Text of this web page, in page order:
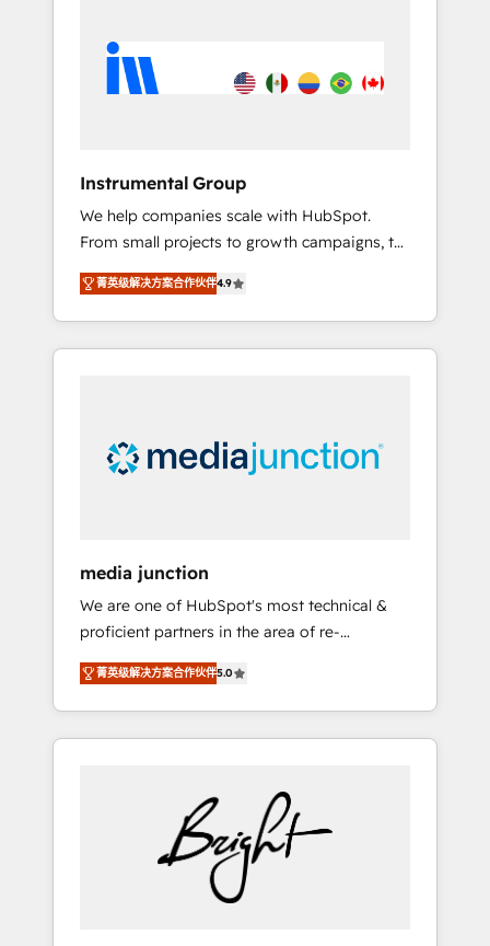
HubSpot experience 🤝HubSpot Premier
Integration partner 🤝Google Premier Partner
Harnessing the full potential of the powerful
HubSpot CRM. ✔️A team of HubSpot experts
backed by over 10+ years of HubSpot
experience ✔️Flexible pricing models —
Hourly-fee (assigned one Dedicated
HubSpot Admin); Monthly-fee (HubSpot
Admin + Project Manager); and Fixed Project
bundle services. Connect with us today!
Instrumental Group
We help companies scale with HubSpot.
From small projects to growth campaigns, to
CRM and websites. Hire an agency that's
experienced in every inch of HubSpot and
willing to work hand-in-hand with your team
to simplify the complex and build a better
菁英级解决方案合作伙伴4.9
media junction
We are one of HubSpot's most technical &
proficient partners in the area of re-
platforming, website design & development.
We specialize in multi-hub implementations
for mid-market & enterprise companies. We
are woman-owned, powered by coffee, and
Impact Award 🏆2022 Technical Expertise
Impact Award 🏆2022 Platform Migration
Excellence Impact Award 🏆2020 Elite
Solutions Partner 🏆2019 Integrations
菁英级解决方案合作伙伴5.0